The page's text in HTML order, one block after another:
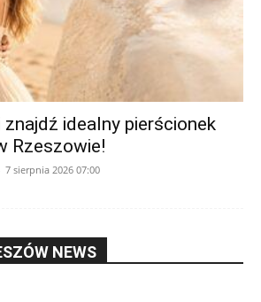
idealny pierścionek
Rzeszowie!
7 sierpnia 2026 07:00
NEWS